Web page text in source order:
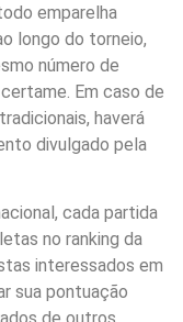
emparelha
longo do torneio,
número de
Em caso de
haverá
divulgado pela
cada partida
no ranking da
interessados em
sua pontuação